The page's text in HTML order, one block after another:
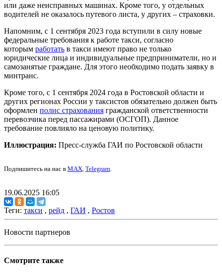
или даже неисправных машинах. Кроме того, у отдельных
водителей не оказалось путевого листа, у других – страховки.
Напомним, с 1 сентября 2023 года вступили в силу новые
федеральные требования к работе такси, согласно
которым работать в такси имеют право не только
юридические лица и индивидуальные предприниматели, но и
самозанятые граждане. Для этого необходимо подать заявку в
минтранс.
Кроме того, с 1 сентября 2024 года в Ростовской области и
других регионах России у таксистов обязательно должен быть
оформлен полис страхования гражданской ответственности
перевозчика перед пассажирами (ОСГОП). Данное
требование повлияло на ценовую политику.
Иллюстрация: Пресс-служба ГАИ по Ростовской области
Подпишитесь на нас в MAX, Telegram.
19.06.2025 16:05
Теги: такси , рейд , ГАИ , Ростов
Новости партнеров
Смотрите также